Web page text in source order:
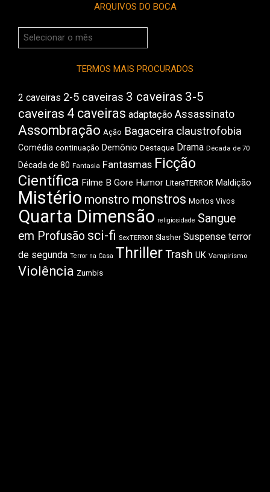
ARQUIVOS DO BOCA
Arquivos
do
TERMOS MAIS PROCURADOS
2 caveiras 2-5 caveiras 3 caveiras 3-5
caveiras 4 caveiras adaptação Assassinato
Assombração Ação Bagaceira claustrofobia
Comédia continuação Demônio Destaque Drama Década de 70
Década de 80 Fantasia Fantasmas Ficção
Científica Filme B Gore Humor LiteraTERROR Maldição
Mistério monstro monstros Mortos Vivos
Quarta Dimensão religiosidade Sangue
em Profusão sci-fi SexTERROR Slasher Suspense terror
de segunda Terror na Casa ThrillerTrash UK Vampirismo
Violência Zumbis